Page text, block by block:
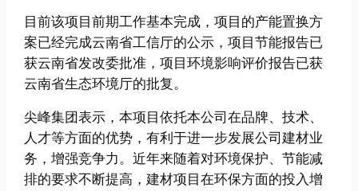
目前该项目前期工作基本完成，项目的产能置换方
案已经完成云南省工信厅的公示，项目节能报告已
获云南省发改委批准，项目环境影响评价报告已获
云南省生态环境厅的批复。
尖峰集团表示，本项目依托本公司在品牌、技术、
人才等方面的优势，有利于进一步发展公司建材业
务，增强竞争力。近年来随着对环境保护、节能减
排的要求不断提高，建材项目在环保方面的投入增